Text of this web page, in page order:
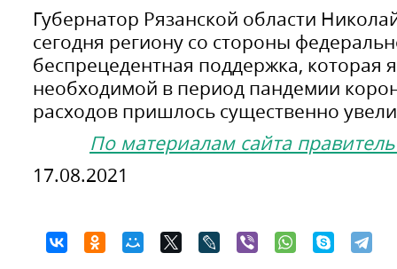
Губернатор Рязанской области
сегодня региону со стороны
беспрецедентная поддержка, которая
необходимой в период пандемии
расходов пришлось существенно
По материалам сайта
17.08.2021